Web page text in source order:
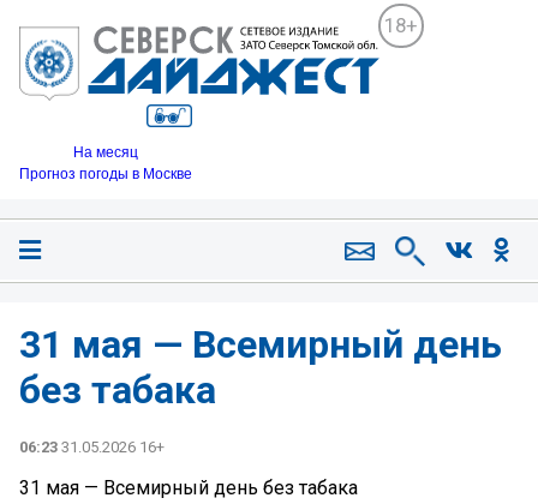
18+
На месяц
Прогноз погоды в Москве
31 мая — Всемирный день
без табака
06:23 31.05.2026 16+
31 мая — Всемирный день без табака